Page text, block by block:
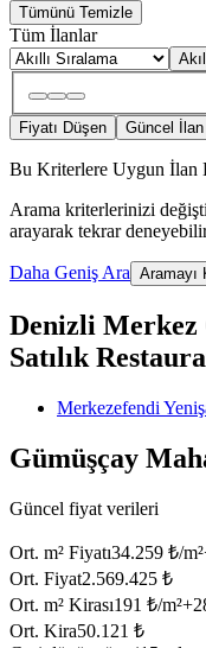
Tümünü Temizle
Tüm İlanlar
Fiyatı Düşen Güncel İlan
Bu Kriterlere Uygun İlan
Arama kriterlerinizi
arayarak tekrar
Daha Geniş Ara Aramayı
Denizli Merkez
Satılık
Merkezefendi
Gümüşçay
Güncel fiyat verileri
Ort. m² Fiyatı34.259 ₺/m²
Ort. Fiyat2.569.425 ₺
Ort. m² Kirası191 ₺/m²+
Ort. Kira50.121 ₺